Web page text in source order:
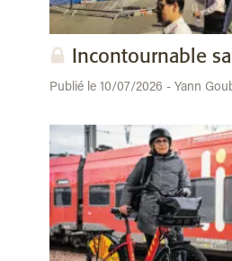
Incontournable
Publié le 10/07/2026 - Yann